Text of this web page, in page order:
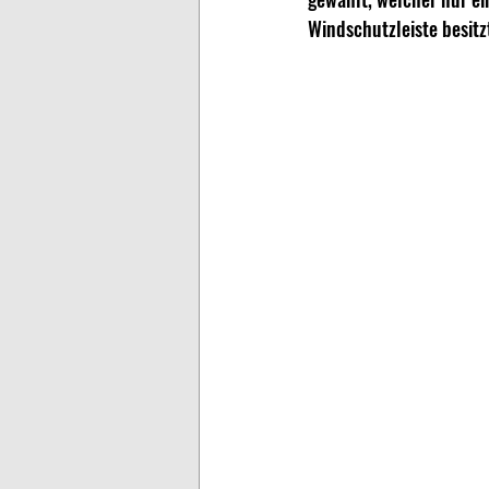
Windschutzleiste